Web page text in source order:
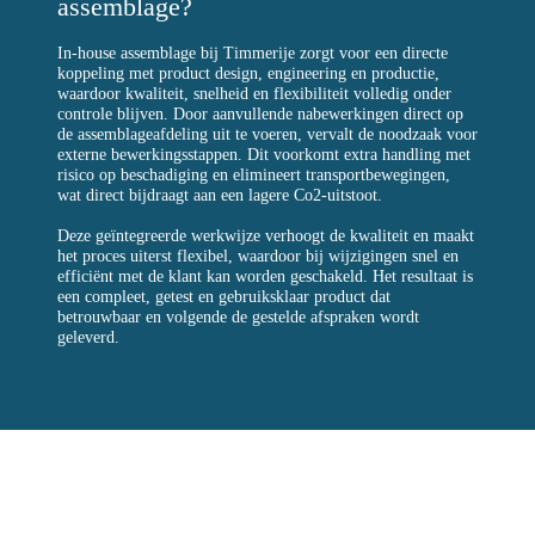
assemblage?
In-house assemblage bij Timmerije zorgt voor een directe
koppeling met product design, engineering en productie,
waardoor kwaliteit, snelheid en flexibiliteit volledig onder
controle blijven. Door aanvullende nabewerkingen direct op
de assemblageafdeling uit te voeren, vervalt de noodzaak voor
externe bewerkingsstappen. Dit voorkomt extra handling met
risico op beschadiging en elimineert transportbewegingen,
wat direct bijdraagt aan een lagere Co2-uitstoot.
Deze geïntegreerde werkwijze verhoogt de kwaliteit en maakt
het proces uiterst flexibel, waardoor bij wijzigingen snel en
efficiënt met de klant kan worden geschakeld. Het resultaat is
een compleet, getest en gebruiksklaar product dat
betrouwbaar en volgende de gestelde afspraken wordt
geleverd.